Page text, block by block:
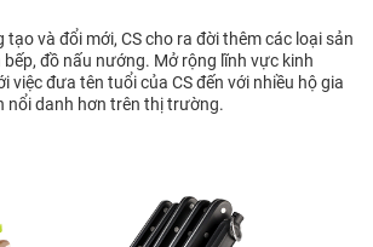
và đổi mới, CS cho ra đời thêm các loại sản
đồ nấu nướng. Mở rộng lĩnh vực kinh
việc đưa tên tuổi của CS đến với nhiều hộ gia
nổi danh hơn trên thị trường.